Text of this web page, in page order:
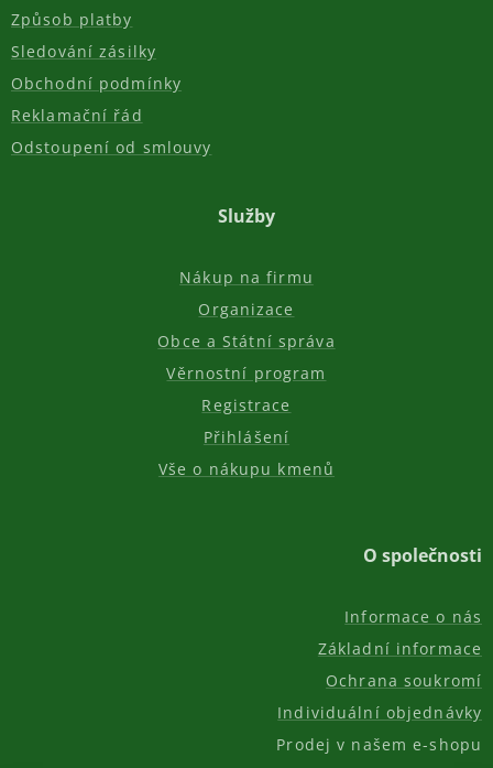
Způsob platby
Sledování zásilky
Obchodní podmínky
Reklamační řád
Odstoupení od smlouvy
Služby
Nákup na firmu
Organizace
Obce a Státní správa
Věrnostní program
Registrace
Přihlášení
Vše o nákupu kmenů
O společnosti
Informace o nás
Základní informace
Ochrana soukromí
Individuální objednávky
Prodej v našem e-shopu